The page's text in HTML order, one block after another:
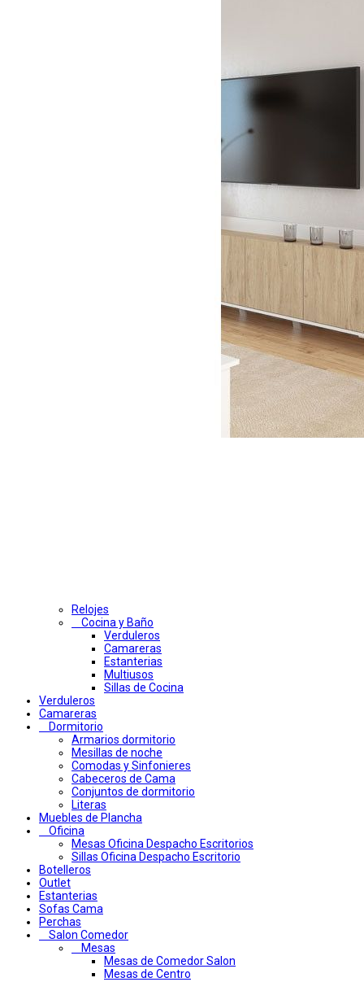
Relojes
Cocina y Baño
Verduleros
Camareras
Estanterias
Multiusos
Sillas de Cocina
Verduleros
Camareras
Dormitorio
Armarios dormitorio
Mesillas de noche
Comodas y Sinfonieres
Cabeceros de Cama
Conjuntos de dormitorio
Literas
Muebles de Plancha
Oficina
Mesas Oficina Despacho Escritorios
Sillas Oficina Despacho Escritorio
Botelleros
Outlet
Estanterias
Sofas Cama
Perchas
Salon Comedor
Mesas
Mesas de Comedor Salon
Mesas de Centro